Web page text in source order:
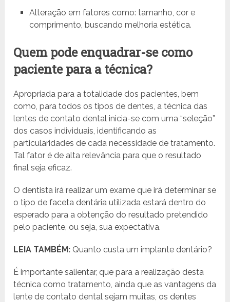
Alteração em fatores como: tamanho, cor e
comprimento, buscando melhoria estética.
Quem pode enquadrar-se como
paciente para a técnica?
Apropriada para a totalidade dos pacientes, bem
como, para todos os tipos de dentes, a técnica das
lentes de contato dental inicia-se com uma “seleção”
dos casos individuais, identificando as
particularidades de cada necessidade de tratamento.
Tal fator é de alta relevância para que o resultado
final seja eficaz.
O dentista irá realizar um exame que irá determinar se
o tipo de faceta dentária utilizada estará dentro do
esperado para a obtenção do resultado pretendido
pelo paciente, ou seja, sua expectativa.
LEIA TAMBÉM: Quanto custa um implante dentário?
É importante salientar, que para a realização desta
técnica como tratamento, ainda que as vantagens da
lente de contato dental sejam muitas, os dentes